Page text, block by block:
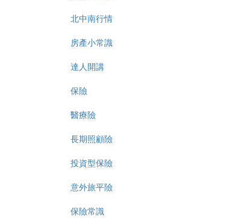
北中南行情
房產小常識
達人開講
保險
醫療險
長期照顧險
投資型保險
意外旅平險
保險常識